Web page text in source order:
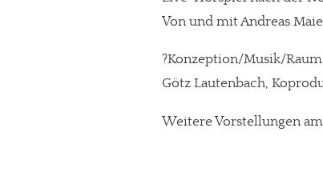
Von und mit Andreas
?Konzeption/Musik/
Götz Lautenbach,
Weitere Vorstellungen am